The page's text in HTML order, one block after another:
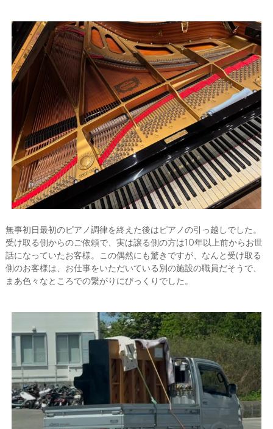
無事初日最初のピアノ調律を終えた後はピアノの引っ越しでした。
受け取る側からのご依頼で、実は譲る側の方は10年以上前からお世
話になっていたお客様。この偶然にも驚きですが、なんと受け取る
側のお客様は、お仕事をいただいている別の施設の職員だそうで、
まあ色々なところでの繋がりにびっくりでした。